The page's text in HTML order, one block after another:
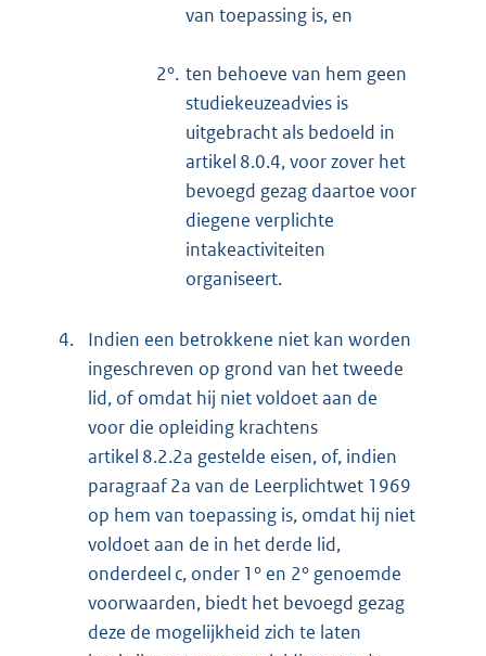
van toepassing is, en
2°. ten behoeve van hem geen
studiekeuzeadvies is
uitgebracht als bedoeld in
artikel 8.0.4, voor zover het
bevoegd gezag daartoe voor
diegene verplichte
intakeactiviteiten
organiseert.
4.
Indien een betrokkene niet kan worden
ingeschreven op grond van het tweede
lid, of omdat hij niet voldoet aan de
voor die opleiding krachtens
artikel 8.2.2a gestelde eisen, of, indien
paragraaf 2a van de Leerplichtwet 1969
op hem van toepassing is, omdat hij niet
voldoet aan de in het derde lid,
onderdeel c, onder 1° en 2° genoemde
voorwaarden, biedt het bevoegd gezag
deze de mogelijkheid zich te laten